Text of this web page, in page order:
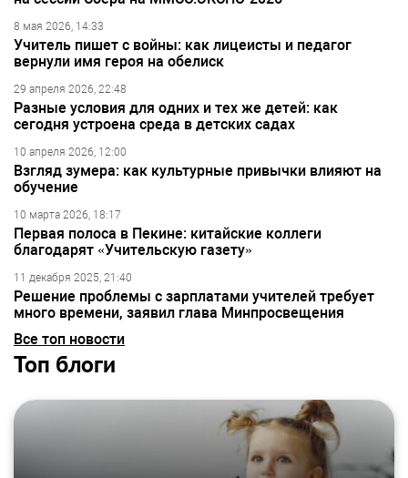
8 мая 2026, 14:33
Учитель пишет с войны: как лицеисты и педагог
вернули имя героя на обелиск
29 апреля 2026, 22:48
Разные условия для одних и тех же детей: как
сегодня устроена среда в детских садах
10 апреля 2026, 12:00
Взгляд зумера: как культурные привычки влияют на
обучение
10 марта 2026, 18:17
Первая полоса в Пекине: китайские коллеги
благодарят «Учительскую газету»
11 декабря 2025, 21:40
Решение проблемы с зарплатами учителей требует
много времени, заявил глава Минпросвещения
Все топ новости
Топ блоги